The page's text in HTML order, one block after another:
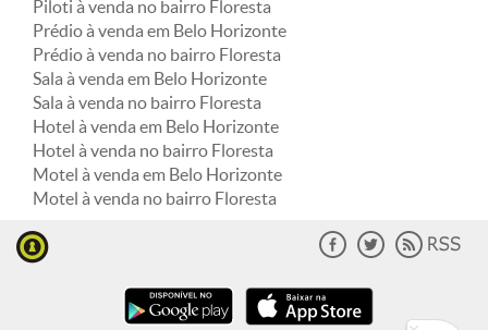
Piloti à venda no bairro Floresta
Prédio à venda em Belo Horizonte
Prédio à venda no bairro Floresta
Sala à venda em Belo Horizonte
Sala à venda no bairro Floresta
Hotel à venda em Belo Horizonte
Hotel à venda no bairro Floresta
Motel à venda em Belo Horizonte
Motel à venda no bairro Floresta